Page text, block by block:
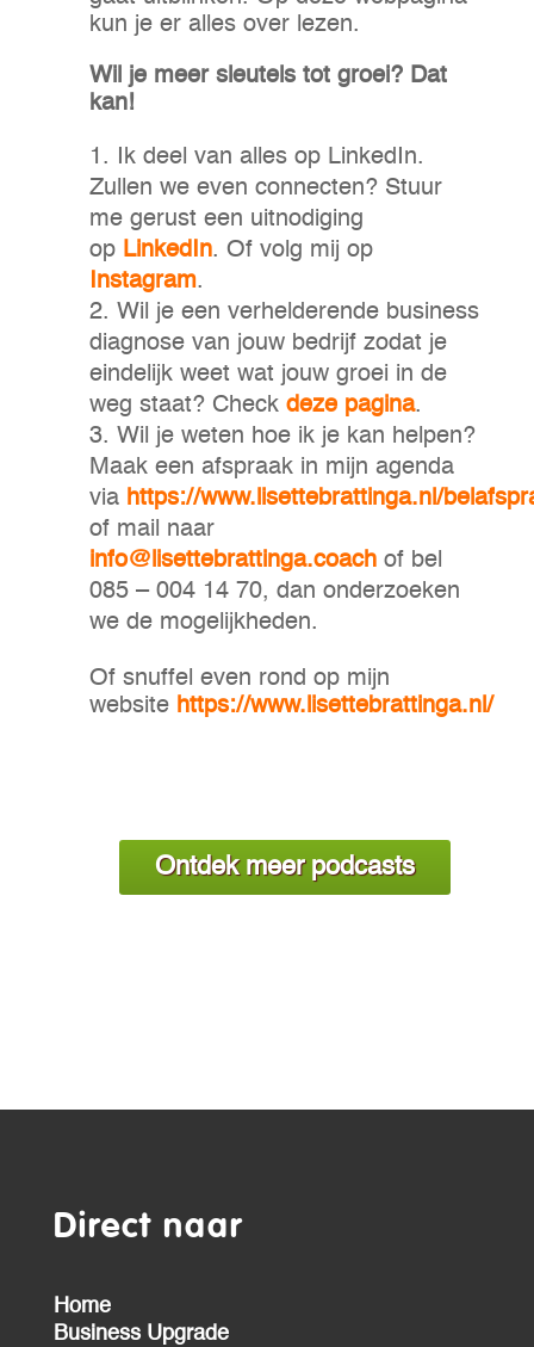
kun je er alles over lezen.
Wil je meer sleutels tot groei? Dat
kan!
Ik deel van alles op LinkedIn.
Zullen we even connecten? Stuur
me gerust een uitnodiging
op LinkedIn. Of volg mij op
Instagram.
Wil je een verhelderende business
diagnose van jouw bedrijf zodat je
eindelijk weet wat jouw groei in de
weg staat? Check deze pagina.
Wil je weten hoe ik je kan helpen?
Maak een afspraak in mijn agenda
via https://www.lisettebrattinga.nl/
of mail naar
info@lisettebrattinga.coachof bel
085 – 004 14 70, dan onderzoeken
we de mogelijkheden.
Of snuffel even rond op mijn
website https://www.lisettebrattinga.nl/
Ontdek meer podcasts
Direct naar
Home
Business Upgrade